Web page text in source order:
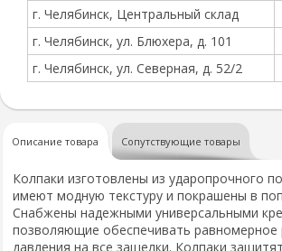
г. Челябинск, Центральный склад
г. Челябинск, ул. Блюхера, д. 101
г. Челябинск, ул. Северная, д. 52/2
Описание товара Сопутствующие товары
Колпаки изготовлены из ударопрочного
имеют модную текстуру и покрашены в
Снабжены надежными универсальными
позволяющие обеспечивать равномерное
давления на все защелки. Колпаки